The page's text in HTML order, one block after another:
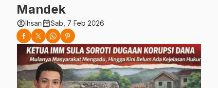
Mandek
account_circleIhsancalendar_monthSab, 7 Feb 2026